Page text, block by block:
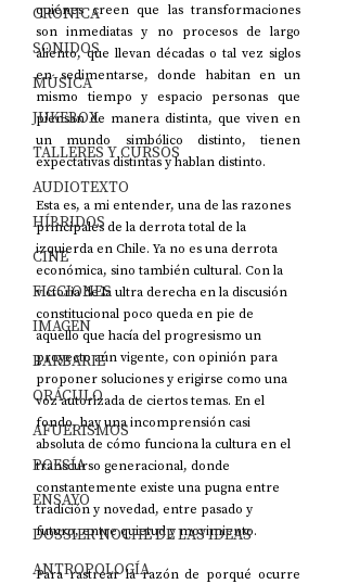
CRÓNICA
SONIDOS
MÚSICA
JUKEBOX
TALLERES Y CURSOS
AUDIOTEXTO
HÍBRIDOS
CINE
FICCIONES
IMAGEN
BARBARIE
ORÁCULO
AFUERISMOS
POESÍA
ENSAYO
DOSSIER NOCHE DE LAS IDEAS
ANTROPOLOGÍA
quienes creen que las transformaciones
son inmediatas y no procesos de largo
aliento, que llevan décadas o tal vez siglos
en sedimentarse, donde habitan en un
mismo tiempo y espacio personas que
piensan de manera distinta, que viven en
un mundo simbólico distinto, tienen
expectativas distintas y hablan distinto.
Esta es, a mi entender, una de las razones
principales de la derrota total de la
izquierda en Chile. Ya no es una derrota
económica, sino también cultural. Con la
victoria de la ultra derecha en la discusión
constitucional poco queda en pie de
aquello que hacía del progresismo un
proyecto aún vigente, con opinión para
proponer soluciones y erigirse como una
voz autorizada de ciertos temas. En el
fondo, hay una incomprensión casi
absoluta de cómo funciona la cultura en el
transcurso generacional, donde
constantemente existe una pugna entre
tradición y novedad, entre pasado y
futuro, entre quietud y movimiento.
Para rastrear la razón de porqué ocurre